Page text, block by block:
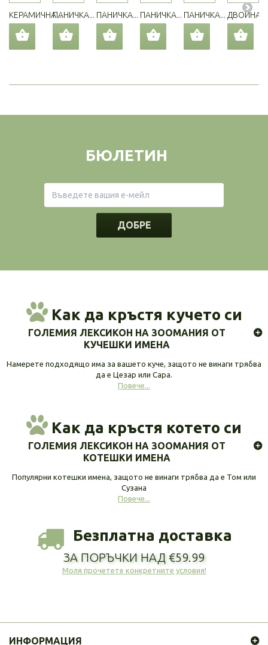
КЕРАМИЧНА...ПАНИЧКА... ПАНИЧКА... ПАНИЧКА... ПАНИЧКА... ДВОЙНА...
БЮЛЕТИН
ДОБРЕ
Как да кръстя кучето си
ГОЛЕМИЯ ЛЕКСИКОН НА ЗООМАНИЯ ОТ
КУЧЕШКИ ИМЕНА
Намерете подходящо има за вашето куче, защото не винаги трябва
да е Цезар или Сара.
Повече...
Как да кръстя котето си
ГОЛЕМИЯ ЛЕКСИКОН НА ЗООМАНИЯ ОТ
КОТЕШКИ ИМЕНА
Популярни котешки имена, защото не винаги трябва да е Том или
Сузана
Повече...
Безплатна доставка
ЗА ПОРЪЧКИ НАД €59.99
Моля прочетете конкретните условия!
ИНФОРМАЦИЯ